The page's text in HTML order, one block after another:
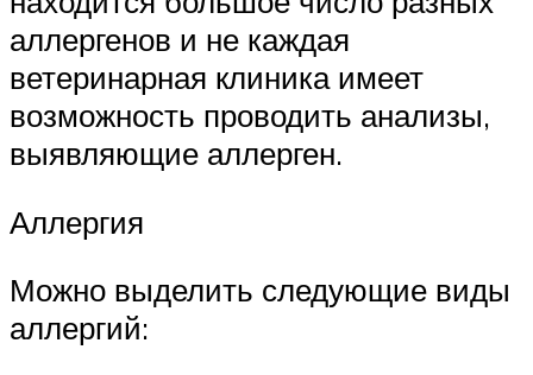
аллергенов и не каждая
ветеринарная клиника имеет
возможность проводить анализы,
выявляющие аллерген.
Аллергия
Можно выделить следующие виды
аллергий: